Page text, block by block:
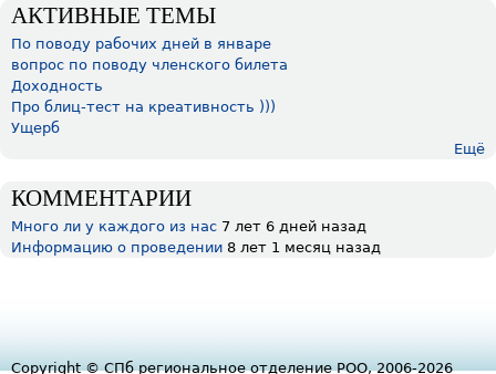
АКТИВНЫЕ ТЕМЫ
По поводу рабочих дней в январе
вопрос по поводу членского билета
Доходность
Про блиц-тест на креативность )))
Ущерб
Ещё
КОММЕНТАРИИ
Много ли у каждого из нас 7 лет 6 дней назад
Информацию о проведении 8 лет 1 месяц назад
Copyright © СПб региональное отделение РОО, 2006-2026